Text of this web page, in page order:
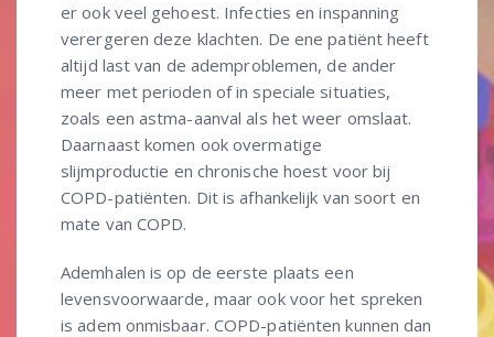
er ook veel gehoest. Infecties en inspanning
verergeren deze klachten. De ene patiënt heeft
altijd last van de ademproblemen, de ander
meer met perioden of in speciale situaties,
zoals een astma-aanval als het weer omslaat.
Daarnaast komen ook overmatige
slijmproductie en chronische hoest voor bij
COPD-patiënten. Dit is afhankelijk van soort en
mate van COPD.
Ademhalen is op de eerste plaats een
levensvoorwaarde, maar ook voor het spreken
is adem onmisbaar. COPD-patiënten kunnen dan